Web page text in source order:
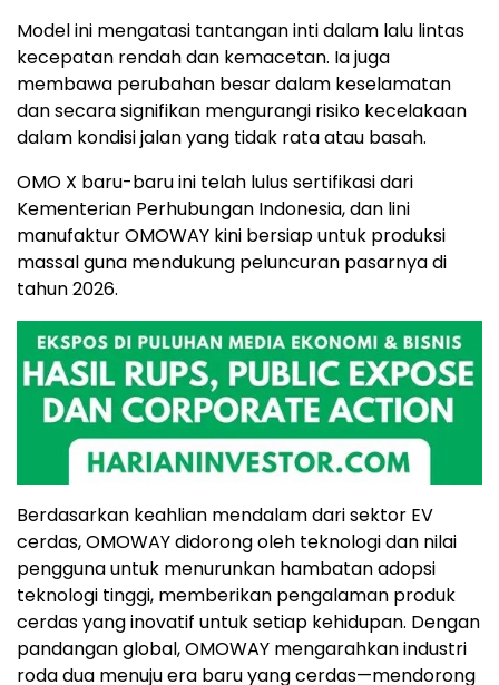
Model ini mengatasi tantangan inti dalam lalu lintas
kecepatan rendah dan kemacetan. Ia juga
membawa perubahan besar dalam keselamatan
dan secara signifikan mengurangi risiko kecelakaan
dalam kondisi jalan yang tidak rata atau basah.
OMO X baru-baru ini telah lulus sertifikasi dari
Kementerian Perhubungan Indonesia, dan lini
manufaktur OMOWAY kini bersiap untuk produksi
massal guna mendukung peluncuran pasarnya di
tahun2026.
Berdasarkan keahlian mendalam dari sektor EV
cerdas, OMOWAY didorong oleh teknologi dan nilai
pengguna untuk menurunkan hambatan adopsi
teknologi tinggi, memberikan pengalaman produk
cerdas yang inovatif untuk setiap kehidupan. Dengan
pandangan global, OMOWAY mengarahkan industri
roda dua menuju era baru yang cerdas—mendorong